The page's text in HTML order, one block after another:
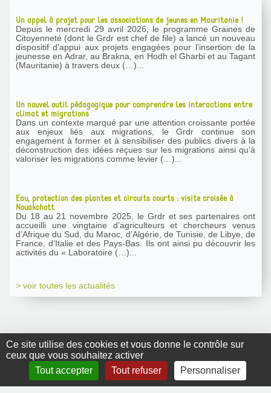
Ce site utilise des cookies et vous donne le contrôle sur
ceux que vous souhaitez activer
Tout accepter
Tout refuser Personnaliser
Un appel à projet pour les associations de jeunes en Mauritanie !
Depuis le mercredi 29 avril 2026, le programme Graines de
Citoyenneté (dont le Grdr est chef de file) a lancé un nouveau
dispositif d’appui aux projets engagées pour l’insertion de la
jeunesse en Adrar, au Brakna, en Hodh el Gharbi et au Tagant
(Mauritanie) à travers deux (…)...
Un nouvel outil pédagogique pour comprendre les interactions entre
climat et migrations
Dans un contexte marqué par une attention croissante portée
aux enjeux liés aux migrations, le Grdr continue son
engagement à former et à sensibiliser des publics divers à la
déconstruction des idées reçues sur les migrations ainsi qu’à
valoriser les migrations comme levier (…)...
Eau, protection des plantes et circuits courts : visite croisée à
Nouakchott
Du 18 au 21 novembre 2025, le Grdr et ses partenaires ont
accueilli une vingtaine d’agriculteurs et chercheurs venus
d’Afrique du Sud, du Maroc, d’Algérie, de Tunisie, de Libye, de
France, d’Italie et des Pays-Bas. Ils ont ainsi pu découvrir les
activités du « Laboratoire (…)...
> voir toutes les actualités
GRDR Copyright
2010 |RSS|Plan du site|Mentions légales|Contact